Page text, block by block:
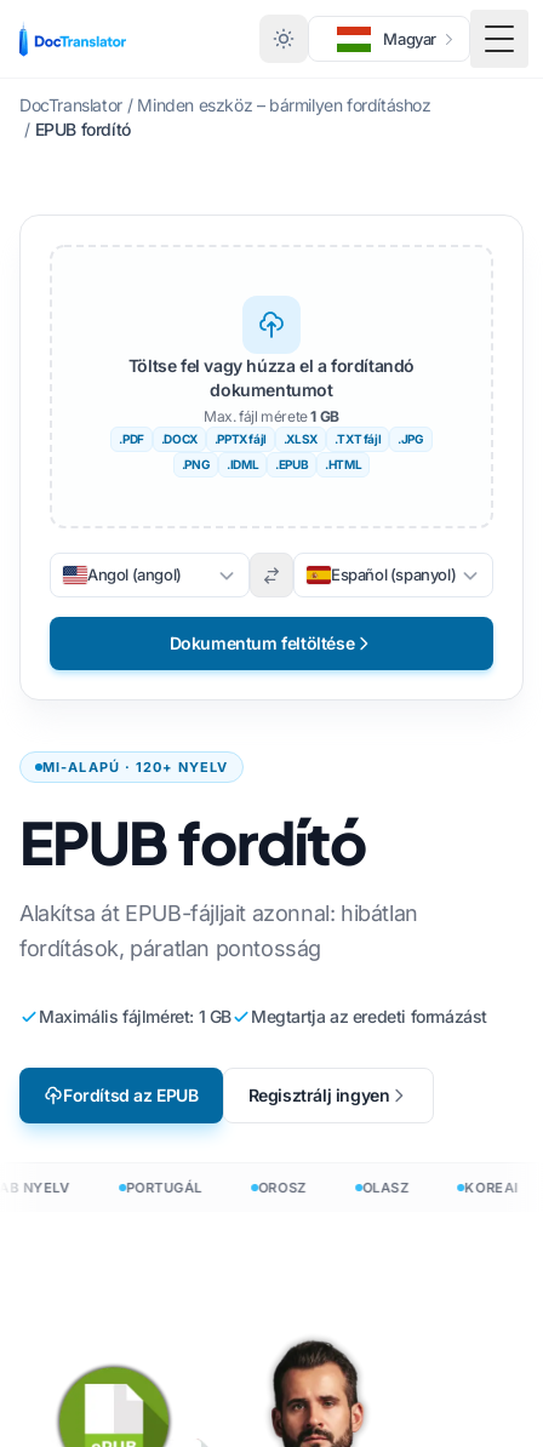
Magyar
DocTranslator / Minden eszköz – bármilyen fordításhoz
/ EPUB fordító
MI-ALAPÚ · 120+ NYELV
EPUB fordító
Alakítsa át EPUB-fájljait azonnal: hibátlan
fordítások, páratlan pontosság
Maximális fájlméret: 1 GB Megtartja az eredeti formázást
Fordítsd az EPUB Regisztrálj ingyen
Töltse fel vagy húzza el a fordítandó
dokumentumot
Max. fájl mérete1 GB
.PDF .DOCX .PPTX fájl .XLSX .TXT fájl
.JPG
.PNG
.IDML .EPUB .HTML
Angol (angol) Español (spanyol)
Dokumentum feltöltése
NYELV PORTUGÁL OROSZ OLASZ KOREAI